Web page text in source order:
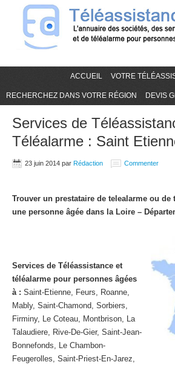
ACCUEIL VOTRE
RECHERCHEZ DANS VOTRE RÉGION DEVIS
Services de
Téléalarme : Saint
23 juin 2014 par Rédaction Commenter
Trouver un prestataire de telealarme ou de
une personne âgée dans la Loire –
Services de Téléassistance et
téléalarme pour personnes âgées
à : Saint-Etienne, Feurs, Roanne,
Mably, Saint-Chamond, Sorbiers,
Firminy, Le Coteau, Montbrison, La
Talaudiere, Rive-De-Gier, Saint-Jean-
Bonnefonds, Le Chambon-
Feugerolles, Saint-Priest-En-Jarez,